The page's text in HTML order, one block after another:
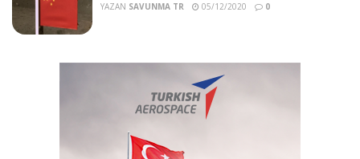
YAZAN SAVUNMA TR 05/12/2020 0